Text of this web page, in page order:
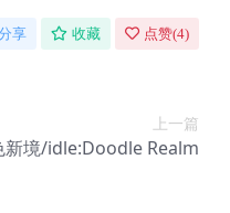
享 收藏 点赞(4)
上一篇
新境/idle:Doodle Realm